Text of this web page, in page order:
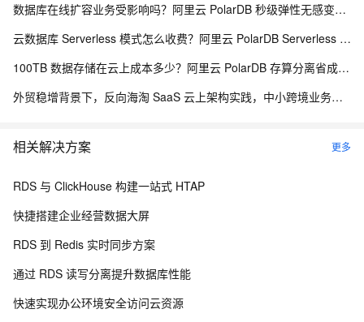
数据库在线扩容业务受影响吗？阿里云 PolarDB 秒级弹性无感变配解析
云数据库 Serverless 模式怎么收费？阿里云 PolarDB Serverless 按需计费解析
100TB 数据存储在云上成本多少？阿里云 PolarDB 存算分离省成本解析
外贸稳增背景下，反向海淘 SaaS 云上架构实践，中小跨境业务如何低成本扛住流量脉冲
相关解决方案 更多
RDS 与 ClickHouse 构建一站式 HTAP
快捷搭建企业经营数据大屏
RDS 到 Redis 实时同步方案
通过 RDS 读写分离提升数据库性能
快速实现办公环境安全访问云资源